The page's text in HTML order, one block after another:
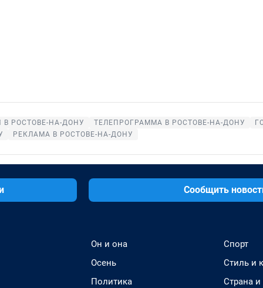
В РОСТОВЕ-НА-ДОНУ ТЕЛЕПРОГРАММА В РОСТОВЕ-НА-ДОНУ
РЕКЛАМА В РОСТОВЕ-НА-ДОНУ
Сообщить
Он и она
Осень
Политика
Спорт
Стиль и
Страна